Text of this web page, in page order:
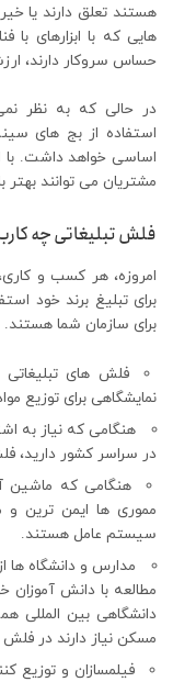
هستند تعلق دارند یا
‌هایی که با ابزارهای با
حساس سروکار دارند،
در حالی که به نظر
استفاده از بج های
اساسی خواهد داشت. با
مشتریان می توانند بهتر
فلش تبلیغاتی چه
امروزه، هر کسب و
برای تبلیغ برند خود
برای سازمان شما هستند.
فلش های
نمایشگاهی برای توزیع
هنگامی که نیاز به
در سراسر کشور دارید،
هنگامی که ماشین
مموری ها ایمن ترین و
سیستم عامل هستند.
مدارس و دانشگاه ها
مطالعه با دانش آموزان
دانشگاهی بین ‌المللی
مسکن نیاز دارند در فلش
فیلمسازان و توزیع